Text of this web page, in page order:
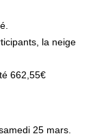
la neige
662,55€
25 mars.